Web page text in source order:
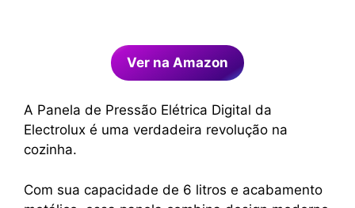
Ver na Amazon
A Panela de Pressão Elétrica Digital da
Electrolux é uma verdadeira revolução na
cozinha.
Com sua capacidade de 6 litros e acabamento